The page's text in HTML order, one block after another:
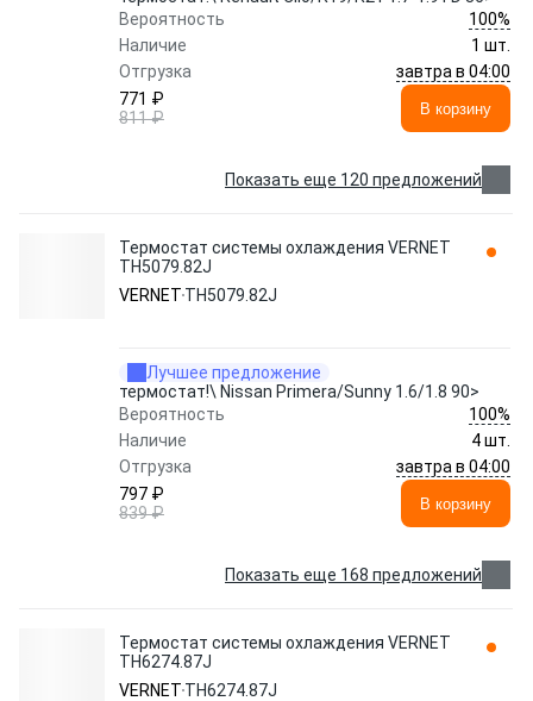
Вероятность
100%
Наличие
1 шт.
Отгрузка
завтра в 04:00
771 ₽
811 ₽
В корзину
Показать еще 120 предложений
Термостат системы охлаждения VERNET
TH5079.82J
VERNET TH5079.82J
Лучшее предложение
термостат!\ Nissan Primera/Sunny 1.6/1.8 90>
Вероятность
100%
Наличие
4 шт.
Отгрузка
завтра в 04:00
797 ₽
839 ₽
В корзину
Показать еще 168 предложений
Термостат системы охлаждения VERNET
TH6274.87J
VERNET TH6274.87J